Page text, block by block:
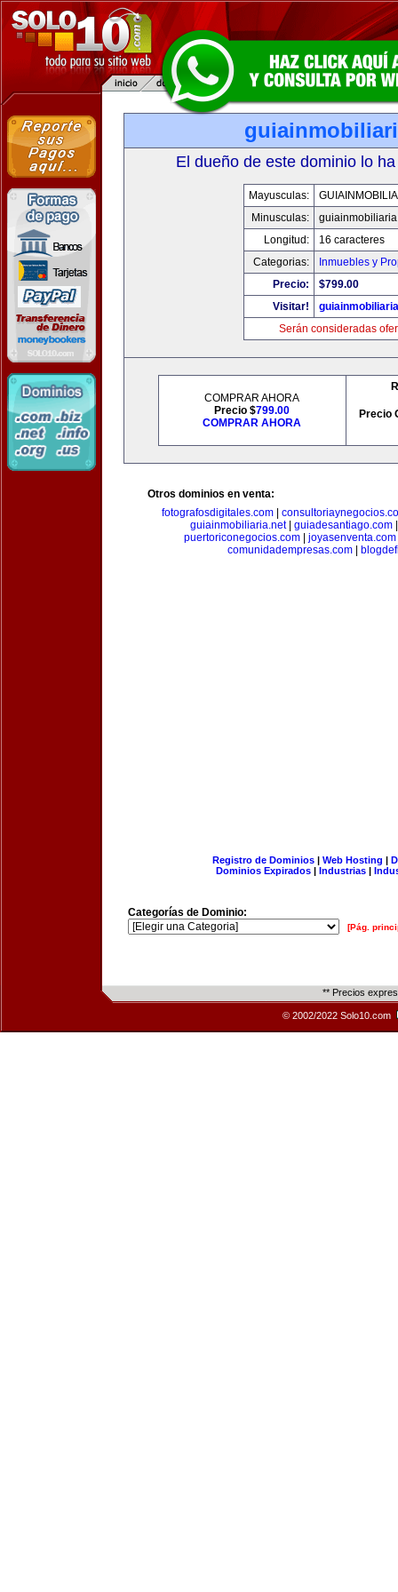
El dueño de este dominio lo
Mayusculas:
Minusculas:
Longitud:
16 caracteres
Categorias:
Inmuebles y
Precio:
$799.00
Visitar!
Serán consideradas
COMPRAR AHORA
Precio $799.00
COMPRAR AHORA
Precio
Otros dominios en venta:
fotografosdigitales.com
guiainmobiliaria.net| guiadesantiago.com
puertoriconegocios.com
joyasenventa.com
comunidadempresas.com
Registro de Dominios| Web Hosting |
Dominios Expirados | Industrias |
Categorías de Dominio:
[Pág.
** Precios
© 2002/2022 Solo10.com